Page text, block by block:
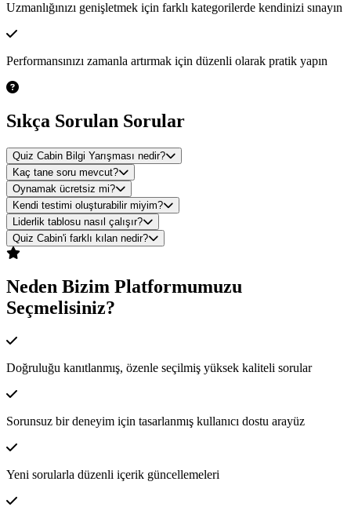
Uzmanlığınızı genişletmek için farklı kategorilerde kendinizi sınayın
Performansınızı zamanla artırmak için düzenli olarak pratik yapın
Sıkça Sorulan Sorular
Quiz Cabin Bilgi Yarışması nedir?
Kaç tane soru mevcut?
Oynamak ücretsiz mi?
Kendi testimi oluşturabilir miyim?
Liderlik tablosu nasıl çalışır?
Quiz Cabin'i farklı kılan nedir?
Neden Bizim Platformumuzu
Seçmelisiniz?
Doğruluğu kanıtlanmış, özenle seçilmiş yüksek kaliteli sorular
Sorunsuz bir deneyim için tasarlanmış kullanıcı dostu arayüz
Yeni sorularla düzenli içerik güncellemeleri